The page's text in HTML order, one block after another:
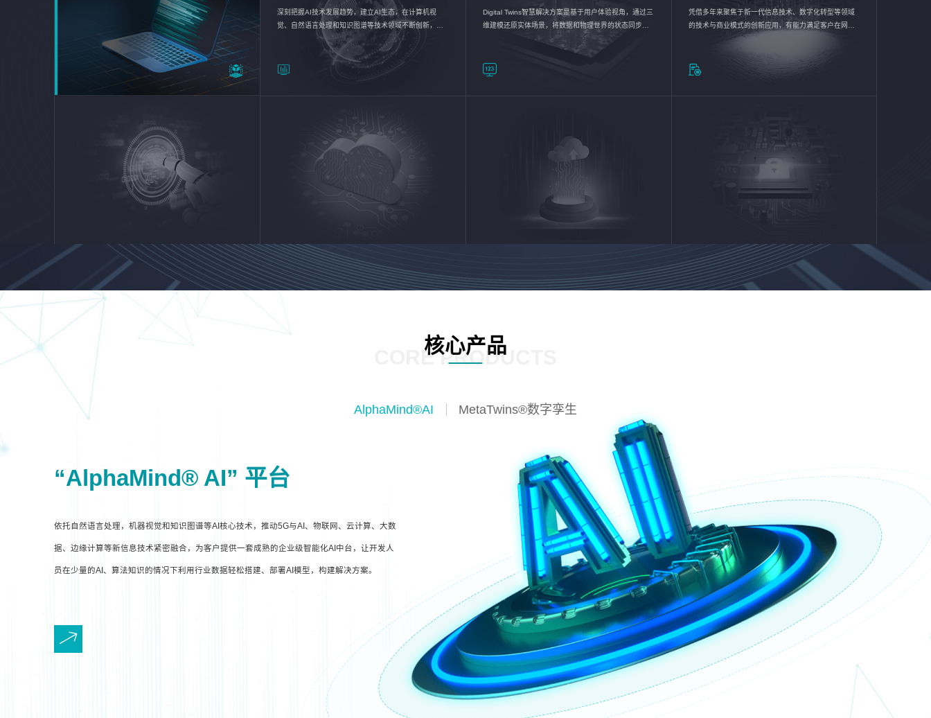
深刻把握AI技术发展趋势，建立AI生态，在计算机视
觉、自然语言处理和知识图谱等技术领域不断创新，持
续优化企业数智化转型加速器—AlphaMind®AI能力开放
Digital Twins智慧解决方案是基于用户体验视角，通过三
维建模还原实体场景，将数据和物理世界的状态同步呈
现，使用户对关键数据有更直观的感受，推动各行业完
成智能化转型，实现新旧动能的转换
凭借多年来聚焦于新一代信息技术、数字化转型等领域
的技术与商业模式的创新应用，有能力满足客户在网络
优化、运营维护和信息安全防护等方面的需求，为客户
核心产品
CORE PRODUCTS
AlphaMind®AI MetaTwins®数字孪生
“AlphaMind® AI” 平台
依托自然语言处理，机器视觉和知识图谱等AI核心技术，推动5G与AI、物联网、云计算、大数
据、边缘计算等新信息技术紧密融合，为客户提供一套成熟的企业级智能化AI中台，让开发人
员在少量的AI、算法知识的情况下利用行业数据轻松搭建、部署AI模型，构建解决方案。